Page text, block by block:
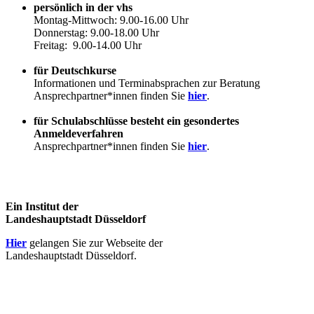
persönlich in der vhs
Montag-Mittwoch: 9.00-16.00 Uhr
Donnerstag: 9.00-18.00 Uhr
Freitag: 9.00-14.00 Uhr
für Deutschkurse
Informationen und Terminabsprachen zur Beratung
Ansprechpartner*innen finden Sie hier.
für Schulabschlüsse besteht ein gesondertes
Anmeldeverfahren
Ansprechpartner*innen finden Sie hier.
Ein Institut der
Landeshauptstadt Düsseldorf
Hier gelangen Sie zur Webseite der
Landeshauptstadt Düsseldorf.